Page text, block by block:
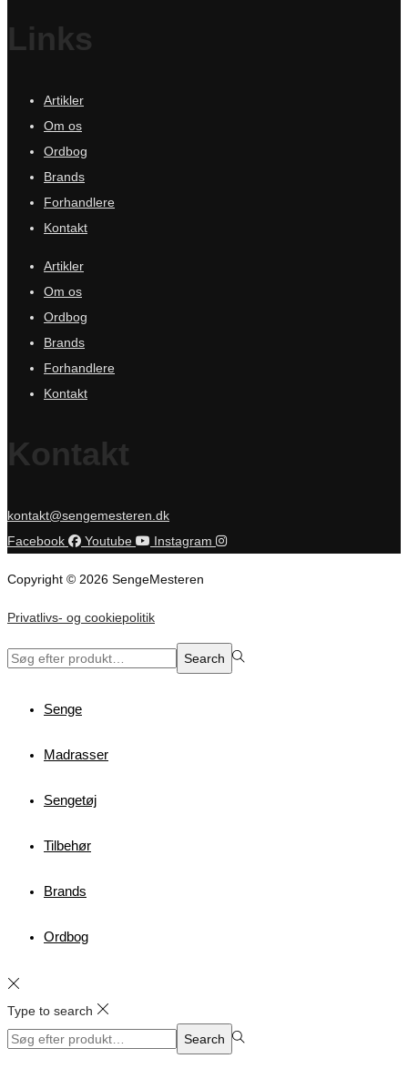
Links
Artikler
Om os
Ordbog
Brands
Forhandlere
Kontakt
Artikler
Om os
Ordbog
Brands
Forhandlere
Kontakt
Kontakt
kontakt@sengemesteren.dk
Facebook
Youtube Instagram
Copyright © 2026 SengeMesteren
Privatlivs- og cookiepolitik
Search
Search
Senge
Madrasser
Sengetøj
Tilbehør
Brands
Ordbog
Type to search
Search
Search